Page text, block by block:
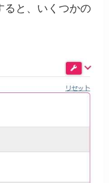
ると、いくつかの